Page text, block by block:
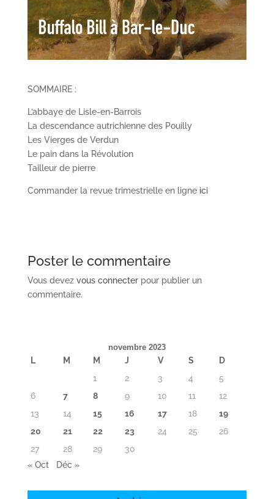
SOMMAIRE :
L’abbaye de Lisle-en-Barrois
La descendance autrichienne des Pouilly
Les Vierges de Verdun
Le pain dans la Révolution
Tailleur de pierre
Commander la revue trimestrielle en ligneici
Poster le commentaire
Vous devez vous connecterpour publier un
commentaire.
novembre 2023
L M M J V S
D
1
2 3 4
5
6
7 8 9 10 11
12
13
14 15 16 17 18
19
20
21 22 23 24 25
26
27
28 29
30
« Oct
Déc »